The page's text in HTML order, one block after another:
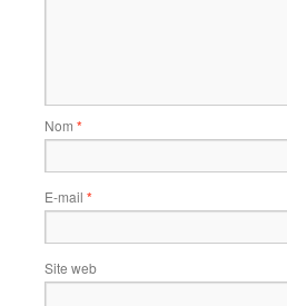
Nom *
E-mail *
Site web